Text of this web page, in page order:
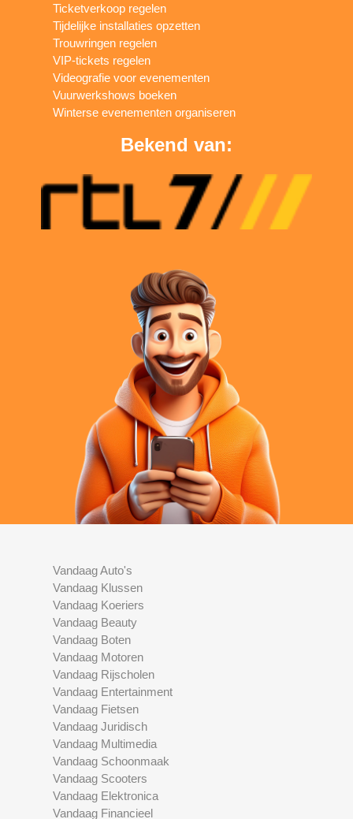
Ticketverkoop regelen
Tijdelijke installaties opzetten
Trouwringen regelen
VIP-tickets regelen
Videografie voor evenementen
Vuurwerkshows boeken
Winterse evenementen organiseren
Bekend van:
Vandaag Auto's
Vandaag Klussen
Vandaag Koeriers
Vandaag Beauty
Vandaag Boten
Vandaag Motoren
Vandaag Rijscholen
Vandaag Entertainment
Vandaag Fietsen
Vandaag Juridisch
Vandaag Multimedia
Vandaag Schoonmaak
Vandaag Scooters
Vandaag Elektronica
Vandaag Financieel